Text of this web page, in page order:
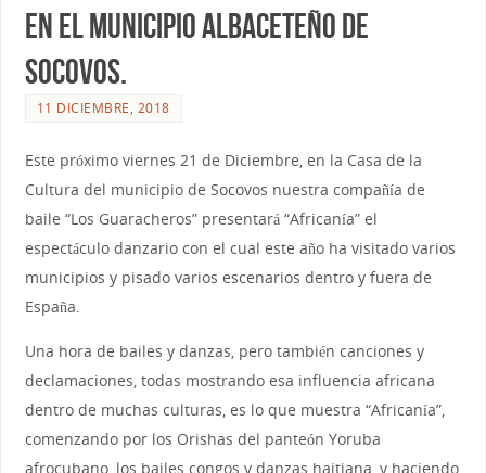
en el Municipio albaceteño de
Socovos.
11 DICIEMBRE, 2018
Este próximo viernes 21 de Diciembre, en la Casa de la
Cultura del municipio de Socovos nuestra compañía de
baile “Los Guaracheros” presentará “Africanía” el
espectáculo danzario con el cual este año ha visitado varios
municipios y pisado varios escenarios dentro y fuera de
España.
Una hora de bailes y danzas, pero también canciones y
declamaciones, todas mostrando esa influencia africana
dentro de muchas culturas, es lo que muestra “Africanía”,
comenzando por los Orishas del panteón Yoruba
afrocubano, los bailes congos y danzas haitiana, y haciendo